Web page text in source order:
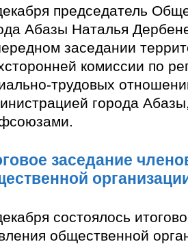
председатель
Абазы Наталья
заседании
комиссии по
трудовых
города
заседание
состоялось
общественной